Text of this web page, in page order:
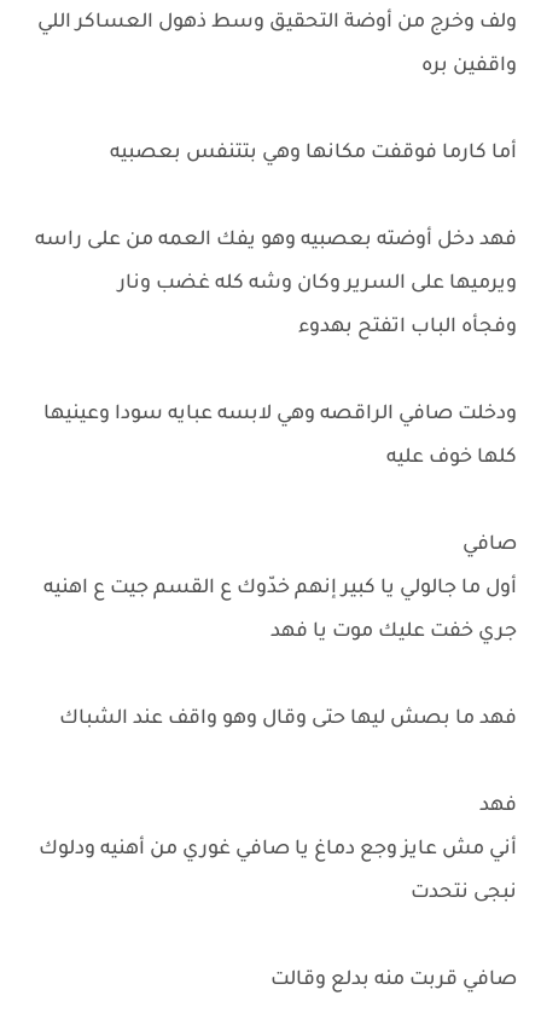
ولف وخرج من أوضة التحقيق وسط ذهول العساكر اللي
واقفين بره
أما كارما فوقفت مكانها وهي بتتنفس بعصبيه
فهد دخل أوضته بعصبيه وهو يفك العمه من على راسه
ويرميها على السرير وكان وشه كله غضب ونار
وفجأه الباب اتفتح بهدوء
ودخلت صافي الراقصه وهي لابسه عبايه سودا وعينيها
كلها خوف عليه
صافي
أول ما جالولي يا كبير إنهم خدّوك ع القسم جيت ع اهنيه
جري خفت عليك موت يا فهد
فهد ما بصش ليها حتى وقال وهو واقف عند الشباك
فهد
أني مش عايز وجع دماغ يا صافي غوري من أهنيه ودلوك
نبجى نتحدت
صافي قربت منه بدلع وقالت